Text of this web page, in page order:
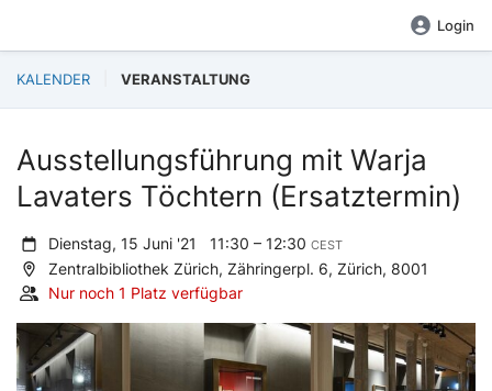
Login
KALENDER VERANSTALTUNG
Ausstellungsführung mit Warja
Lavaters Töchtern (Ersatztermin)
Dienstag, 15 Juni '21 11:30 – 12:30CEST
Zentralbibliothek Zürich, Zähringerpl. 6, Zürich, 8001
Nur noch 1 Platz verfügbar